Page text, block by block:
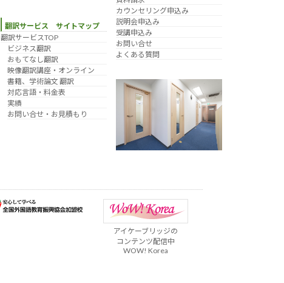
翻訳サービス サイトマップ
翻訳サービスTOP
ビジネス翻訳
おもてなし翻訳
映像翻訳講座・オンライン
書籍、学術論文 翻訳
対応言語・料金表
実績
お問い合せ・お見積もり
カウンセリング申込み
説明会申込み
受講申込み
お問い合せ
よくある質問
アイケーブリッジの
コンテンツ配信中
WOW! Korea